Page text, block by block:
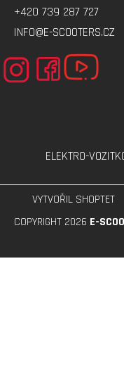
+420 739 287 727
INFO@E-SCOOTERS.CZ
ELEKTRO-
VYTVOŘIL SHOPTET
COPYRIGHT 2026 E-